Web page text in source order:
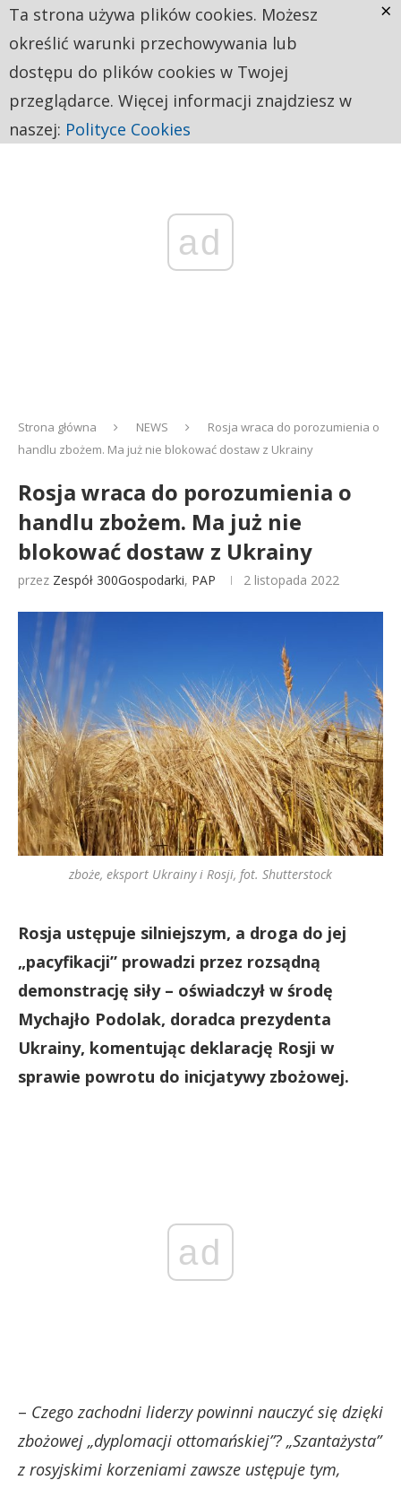
ad
Strona główna NEWS
Rosja wraca do porozumienia o
handlu zbożem. Ma już nie blokować dostaw z Ukrainy
Rosja wraca do porozumienia o
handlu zbożem. Ma już nie
blokować dostaw z Ukrainy
przez Zespół 300Gospodarki, PAP 2 listopada 2022
zboże, eksport Ukrainy i Rosji, fot. Shutterstock
Rosja ustępuje silniejszym, a droga do jej
„pacyfikacji” prowadzi przez rozsądną
demonstrację siły – oświadczył w środę
Mychajło Podolak, doradca prezydenta
Ukrainy, komentując deklarację Rosji w
sprawie powrotu do inicjatywy zbożowej.
ad
– Czego zachodni liderzy powinni nauczyć się dzięki
zbożowej „dyplomacji ottomańskiej”? „Szantażysta”
z rosyjskimi korzeniami zawsze ustępuje tym,
Ta strona używa plików cookies. Możesz
określić warunki przechowywania lub
dostępu do plików cookies w Twojej
przeglądarce. Więcej informacji znajdziesz w
naszej: Polityce Cookies
×